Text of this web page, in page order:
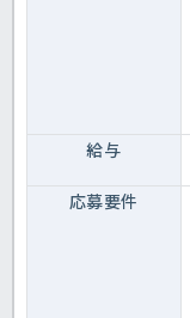
給与
応募要件